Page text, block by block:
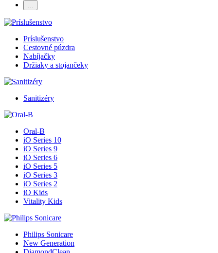
…
Príslušenstvo
Cestovné púzdra
Nabíjačky
Držiaky a stojančeky
Sanitizéry
Oral-B
iO Series 10
iO Series 9
iO Series 6
iO Series 5
iO Series 3
iO Series 2
iO Kids
Vitality Kids
Philips Sonicare
New Generation